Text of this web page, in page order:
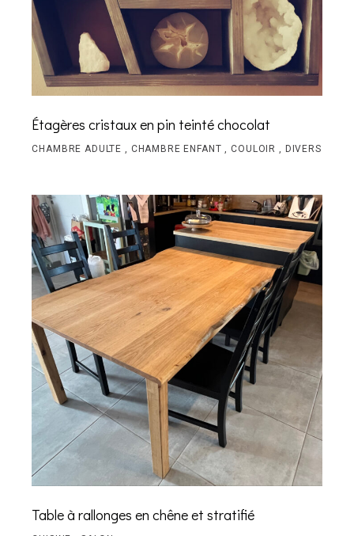
Étagères cristaux en pin teinté chocolat
CHAMBRE ADULTE CHAMBRE ENFANT COULOIR DIVERS
Table à rallonges en chêne et stratifié